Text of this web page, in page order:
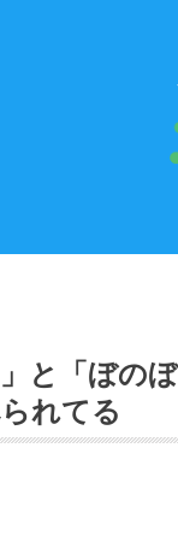
」と「ぼの
れてる